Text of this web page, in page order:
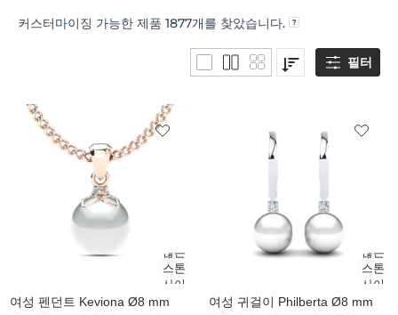
커스터마이징 가능한 제품 1877개를 찾았습니다.
필터
여성 펜던트 Keviona Ø8 mm 여성 귀걸이 Philberta Ø8 mm